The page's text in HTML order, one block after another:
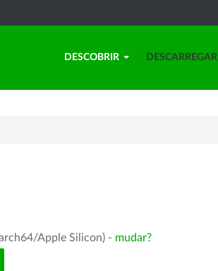
DESCOBRIR DESCARREGAR
Apple Silicon) - mudar?